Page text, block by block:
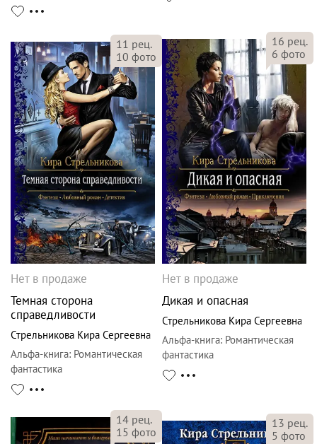
11 рец.
10 фото
Нет в продаже
Темная сторона
справедливости
Стрельникова Кира Сергеевна
Альфа-книга: Романтическая
фантастика
16 рец.
6 фото
Нет в продаже
Дикая и опасная
Стрельникова Кира Сергеевна
Альфа-книга: Романтическая
фантастика
14 рец.
15 фото
13 рец.
5 фото